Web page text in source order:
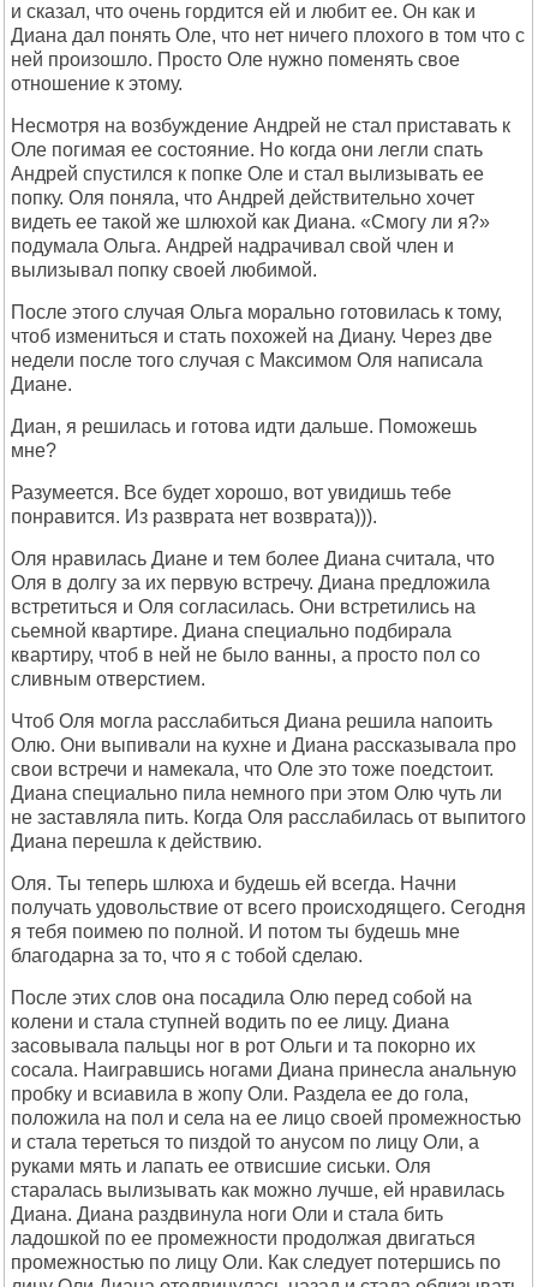
и сказал, что очень гордится ей и любит ее. Он как и
Диана дал понять Оле, что нет ничего плохого в том что с
ней произошло. Просто Оле нужно поменять свое
отношение к этому.
Несмотря на возбуждение Андрей не стал приставать к
Оле погимая ее состояние. Но когда они легли спать
Андрей спустился к попке Оле и стал вылизывать ее
попку. Оля поняла, что Андрей действительно хочет
видеть ее такой же шлюхой как Диана. «Смогу ли я?»
подумала Ольга. Андрей надрачивал свой член и
вылизывал попку своей любимой.
После этого случая Ольга морально готовилась к тому,
чтоб измениться и стать похожей на Диану. Через две
недели после того случая с Максимом Оля написала
Диане.
Диан, я решилась и готова идти дальше. Поможешь
мне?
Разумеется. Все будет хорошо, вот увидишь тебе
понравится. Из разврата нет возврата))).
Оля нравилась Диане и тем более Диана считала, что
Оля в долгу за их первую встречу. Диана предложила
встретиться и Оля согласилась. Они встретились на
сьемной квартире. Диана специально подбирала
квартиру, чтоб в ней не было ванны, а просто пол со
сливным отверстием.
Чтоб Оля могла расслабиться Диана решила напоить
Олю. Они выпивали на кухне и Диана рассказывала про
свои встречи и намекала, что Оле это тоже поедстоит.
Диана специально пила немного при этом Олю чуть ли
не заставляла пить. Когда Оля расслабилась от выпитого
Диана перешла к действию.
Оля. Ты теперь шлюха и будешь ей всегда. Начни
получать удовольствие от всего происходящего. Сегодня
я тебя поимею по полной. И потом ты будешь мне
благодарна за то, что я с тобой сделаю.
После этих слов она посадила Олю перед собой на
колени и стала ступней водить по ее лицу. Диана
засовывала пальцы ног в рот Ольги и та покорно их
сосала. Наигравшись ногами Диана принесла анальную
пробку и всиавила в жопу Оли. Раздела ее до гола,
положила на пол и села на ее лицо своей промежностью
и стала тереться то пиздой то анусом по лицу Оли, а
руками мять и лапать ее отвисшие сиськи. Оля
старалась вылизывать как можно лучше, ей нравилась
Диана. Диана раздвинула ноги Оли и стала бить
ладошкой по ее промежности продолжая двигаться
промежностью по лицу Оли. Как следует потершись по